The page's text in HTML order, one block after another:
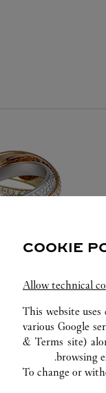
العناية
في كارتييه هم
مع قطعك
ما يلزم من
وإصلاح قطع
منها أو التي
COOKIE
Allow technical
This website
various Google
& Terms site)
browsing
To change or